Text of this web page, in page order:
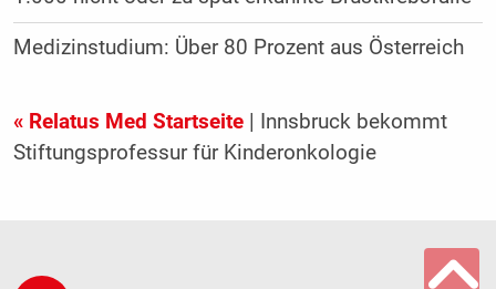
Medizinstudium: Über 80 Prozent aus Österreich
« Relatus Med Startseite| Innsbruck bekommt
Stiftungsprofessur für Kinderonkologie